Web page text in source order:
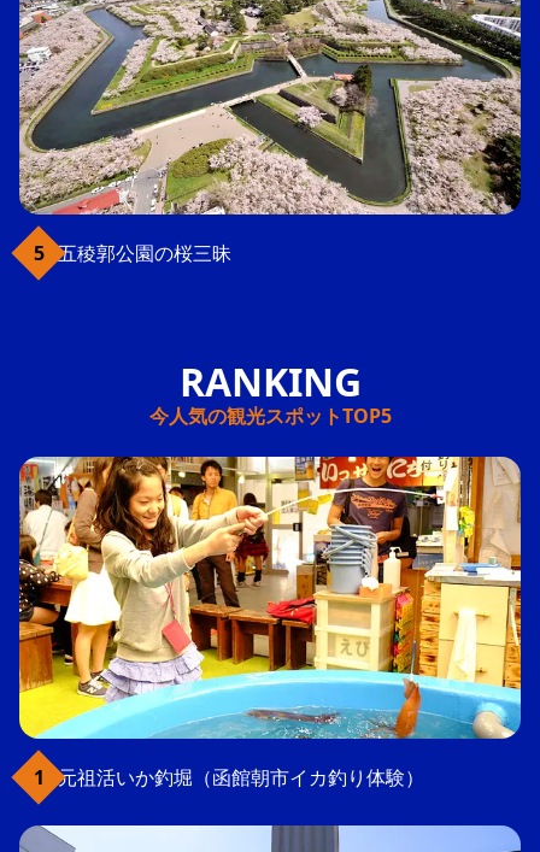
五稜郭公園の桜三昧
今人気の観光スポットTOP5
元祖活いか釣堀（函館朝市イカ釣り体験）